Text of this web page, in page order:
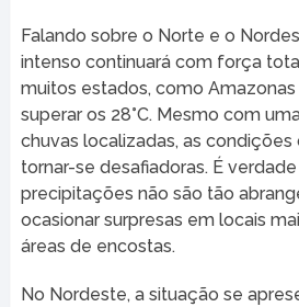
Falando sobre o Norte e o
intenso continuará com força
muitos estados, como
superar os 28°C. Mesmo com
chuvas localizadas, as
tornar-se desafiadoras. É
precipitações não são tão
ocasionar surpresas em locais
áreas de encostas.
No Nordeste, a situação se